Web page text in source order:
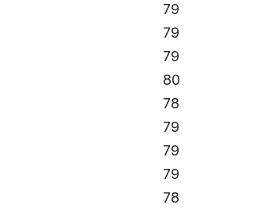
79
79
79
80
78
79
79
79
78